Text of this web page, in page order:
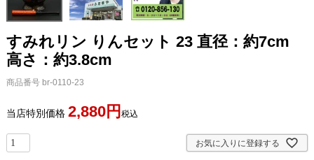
すみれリン りんセット 23 直径：約7cm
高さ：約3.8cm
商品番号 br-0110-23
当店特別価格 2,880 税込
お気に入りに登録する